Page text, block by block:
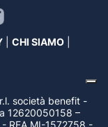
CHI SIAMO
società benefit -
12620050158 –
REA MI-1572758 -